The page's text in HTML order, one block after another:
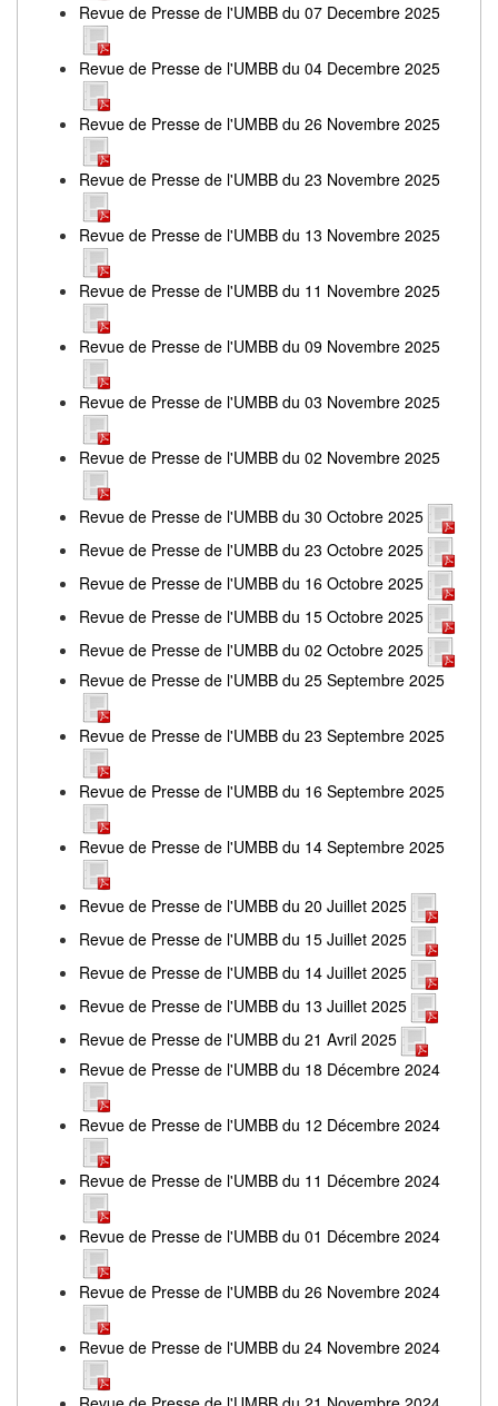
Revue de Presse de l'UMBB du 07 Decembre 2025
Revue de Presse de l'UMBB du 04 Decembre 2025
Revue de Presse de l'UMBB du 26 Novembre 2025
Revue de Presse de l'UMBB du 23 Novembre 2025
Revue de Presse de l'UMBB du 13 Novembre 2025
Revue de Presse de l'UMBB du 11 Novembre 2025
Revue de Presse de l'UMBB du 09 Novembre 2025
Revue de Presse de l'UMBB du 03 Novembre 2025
Revue de Presse de l'UMBB du 02 Novembre 2025
Revue de Presse de l'UMBB du 30 Octobre 2025
Revue de Presse de l'UMBB du 23 Octobre 2025
Revue de Presse de l'UMBB du 16 Octobre 2025
Revue de Presse de l'UMBB du 15 Octobre 2025
Revue de Presse de l'UMBB du 02 Octobre 2025
Revue de Presse de l'UMBB du 25 Septembre 2025
Revue de Presse de l'UMBB du 23 Septembre 2025
Revue de Presse de l'UMBB du 16 Septembre 2025
Revue de Presse de l'UMBB du 14 Septembre 2025
Revue de Presse de l'UMBB du 20 Juillet 2025
Revue de Presse de l'UMBB du 15 Juillet 2025
Revue de Presse de l'UMBB du 14 Juillet 2025
Revue de Presse de l'UMBB du 13 Juillet 2025
Revue de Presse de l'UMBB du 21 Avril 2025
Revue de Presse de l'UMBB du 18 Décembre 2024
Revue de Presse de l'UMBB du 12 Décembre 2024
Revue de Presse de l'UMBB du 11 Décembre 2024
Revue de Presse de l'UMBB du 01 Décembre 2024
Revue de Presse de l'UMBB du 26 Novembre 2024
Revue de Presse de l'UMBB du 24 Novembre 2024